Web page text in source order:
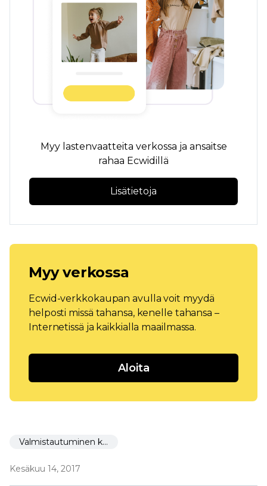
Myy lastenvaatteita verkossa ja ansaitse
rahaa Ecwidillä
Lisätietoja
Myy verkossa
Ecwid-verkkokaupan avulla voit myydä
helposti missä tahansa, kenelle tahansa –
Internetissä ja kaikkialla maailmassa.
Aloita
Valmistautuminen käynnistämiseen
Kesäkuu 14, 2017